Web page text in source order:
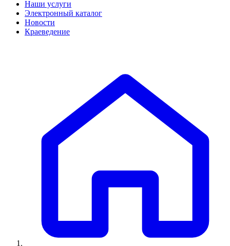
Наши услуги
Электронный каталог
Новости
Краеведение